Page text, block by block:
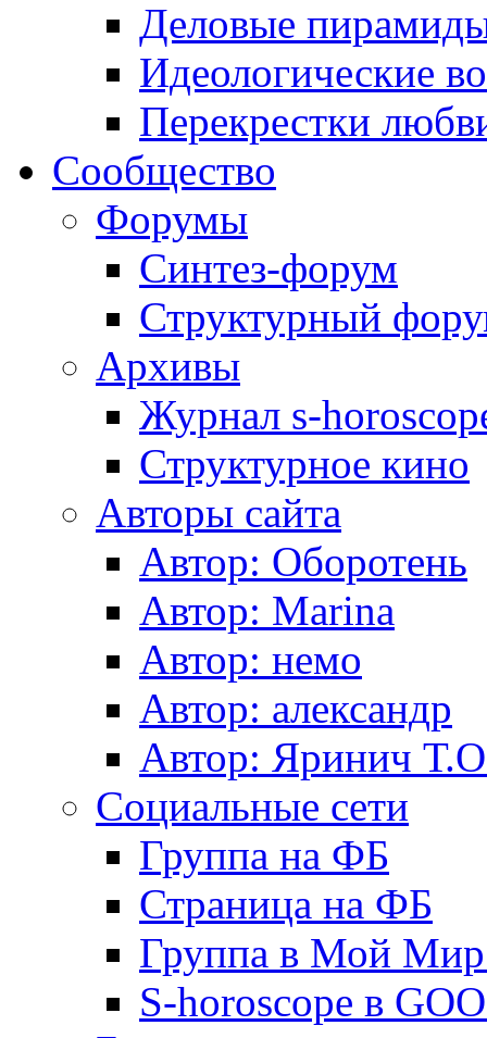
Деловые
Идеологические
Перекрестки
Сообщество
Форумы
Синтез-форум
Структурный
Архивы
Журнал s-
Структурное кино
Авторы сайта
Автор: Оборотень
Автор: Marina
Автор: немo
Автор: александр
Автор: Яринич
Социальные сети
Группа на ФБ
Страница на ФБ
Группа в Мой
S-horoscope в